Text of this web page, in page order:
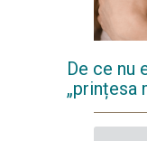
De ce nu
„prințesa